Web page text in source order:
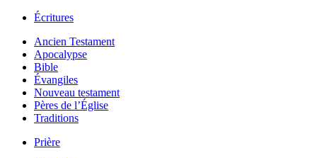
Écritures
Ancien Testament
Apocalypse
Bible
Évangiles
Nouveau testament
Pères de l’Église
Traditions
Prière